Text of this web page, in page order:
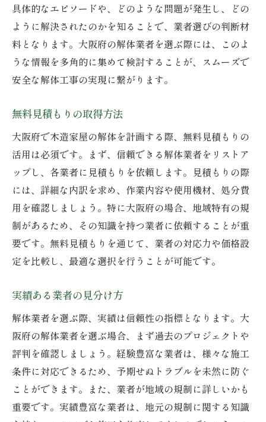
具体的なエピソードや、どのような問題が発生し、どの
ように解決されたのかを知ることで、業者選びの判断材
料となります。大阪府の解体業者を選ぶ際には、このよ
うな情報を多角的に集めて検討することが、スムーズで
安全な解体工事の実現に繋がります。
無料見積もりの取得方法
大阪府で木造家屋の解体を計画する際、無料見積もりの
活用は必須です。まず、信頼できる解体業者をリストア
ップし、各業者に見積もりを依頼します。見積もりの際
には、詳細な内訳を求め、作業内容や使用機材、処分費
用を確認しましょう。特に大阪府の場合、地域特有の規
制があるため、その知識を持つ業者に依頼することが重
要です。無料見積もりを通じて、業者の対応力や価格設
定を比較し、最適な選択を行うことが可能です。
実績ある業者の見分け方
解体業者を選ぶ際、実績は信頼性の指標となります。大
阪府の解体業者を選ぶ場合、まず過去のプロジェクトや
評判を確認しましょう。経験豊富な業者は、様々な施工
条件に対応できるため、予期せぬトラブルを未然に防ぐ
ことができます。また、業者が地域の規制に詳しいかも
重要です。実績豊富な業者は、地元の規制に関する知識